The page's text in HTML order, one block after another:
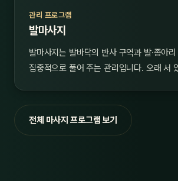
관리 프로그램
발마사지
발마사지는 발바닥의 반사 구역과 발·종아
집중적으로 풀어 주는 관리입니다. 오래 서
전체 마사지 프로그램 보기